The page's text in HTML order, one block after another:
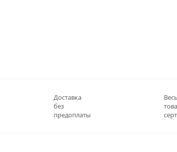
Доставка
без
предоплаты
Весь